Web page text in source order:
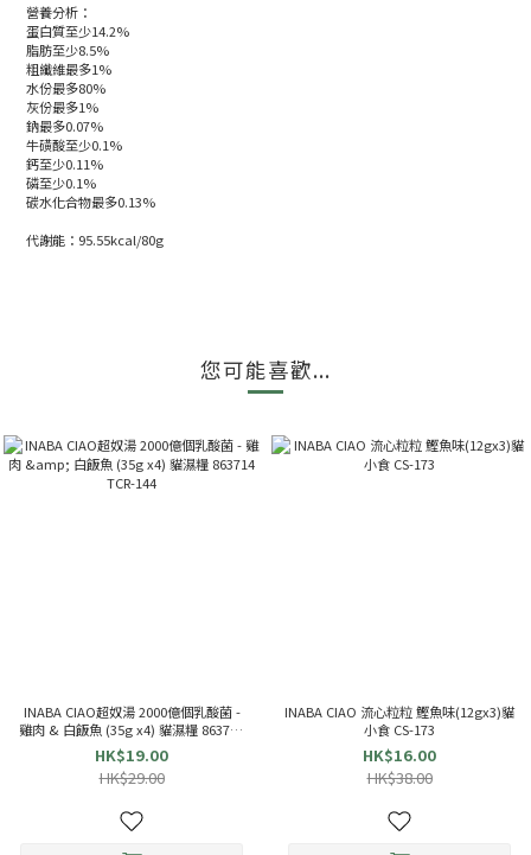
營養分析：
蛋白質至少14.2%
脂肪至少8.5%
粗纖維最多1%
水份最多80%
灰份最多1%
鈉最多0.07%
牛磺酸至少0.1%
鈣至少0.11%
磷至少0.1%
碳水化合物最多0.13%
代謝能：95.55kcal/80g
您可能喜歡...
INABA CIAO超奴湯 2000億個乳酸菌 -
雞肉 & 白飯魚 (35g x4) 貓濕糧 863714
TCR-144
HK$19.00
HK$29.00
INABA CIAO 流心粒粒 鰹魚味(12gx3)貓
小食 CS-173
HK$16.00
HK$38.00